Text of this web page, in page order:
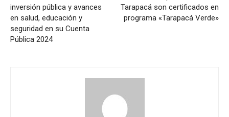
inversión pública y avances
en salud, educación y
seguridad en su Cuenta
Pública 2024
Tarapacá son certificados en
programa «Tarapacá Verde»